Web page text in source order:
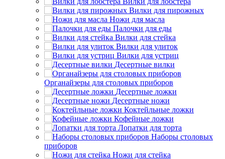
Вилки для пирожных
Ножи для масла
Палочки для еды
Вилки для стейка
Вилки для улиток
Вилки для устриц
Десертные вилки
Органайзеры для столовых приборов
Десертные ложки
Десертные ножи
Коктейльные ложки
Кофейные ложки
Лопатки для торта
Наборы столовых
приборов
Ножи для стейка